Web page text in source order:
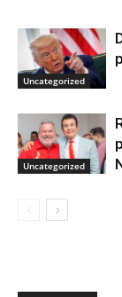
Uncategorized
Uncategorized